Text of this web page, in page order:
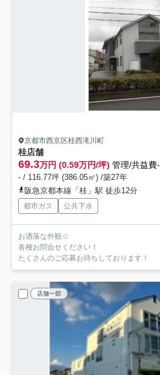
京都市西京区桂西滝川町
桂店舗
69.3万円 (0.59万円/坪) 管理/共益費-
- / 116.77坪 (386.05㎡) /築27年
阪急京都本線「桂」駅 徒歩12分
都市ガス 公共下水
お洒落な外観☆
各種お問合せください！
たくさんのご応募お待ちしております！
店舗一部